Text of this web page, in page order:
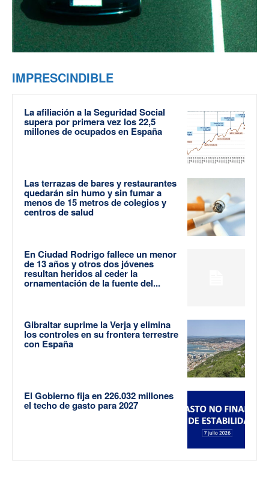
IMPRESCINDIBLE
La afiliación a la Seguridad Social
supera por primera vez los 22,5
millones de ocupados en España
Las terrazas de bares y restaurantes
quedarán sin humo y sin fumar a
menos de 15 metros de colegios y
centros de salud
En Ciudad Rodrigo fallece un menor
de 13 años y otros dos jóvenes
resultan heridos al ceder la
ornamentación de la fuente del...
Gibraltar suprime la Verja y elimina
los controles en su frontera terrestre
con España
El Gobierno fija en 226.032 millones
el techo de gasto para 2027